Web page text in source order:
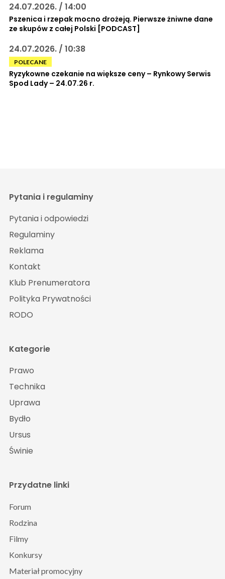
Pszenica i rzepak mocno drożeją. Pierwsze żniwne dane
ze skupów z całej Polski [PODCAST]
24.07.2026. / 14:00
POLECANE
Ryzykowne czekanie na większe ceny – Rynkowy Serwis
Spod Lady – 24.07.26 r.
24.07.2026. / 10:38
Pytania i regulaminy
Pytania i odpowiedzi
Regulaminy
Reklama
Kontakt
Klub Prenumeratora
Polityka Prywatności
RODO
Kategorie
Prawo
Technika
Uprawa
Bydło
Ursus
Świnie
Przydatne linki
Forum
Rodzina
Filmy
Konkursy
Materiał promocyjny